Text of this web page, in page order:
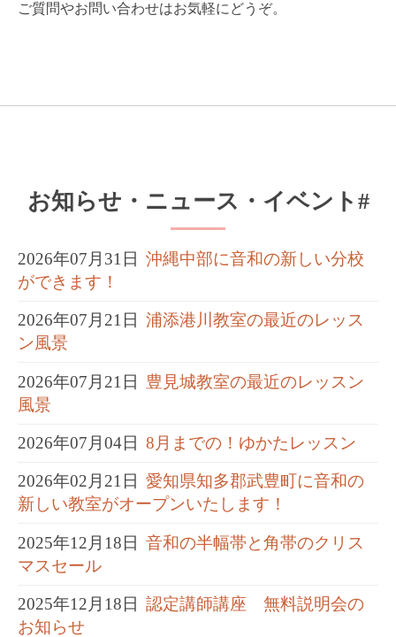
ご質問やお問い合わせはお気軽にどうぞ。
お知らせ・ニュース・イベント#
2026年07月31日 沖縄中部に音和の新しい分校
ができます！
2026年07月21日 浦添港川教室の最近のレッス
ン風景
2026年07月21日 豊見城教室の最近のレッスン
風景
2026年07月04日 8月までの！ゆかたレッスン
2026年02月21日 愛知県知多郡武豊町に音和の
新しい教室がオープンいたします！
2025年12月18日 音和の半幅帯と角帯のクリス
マスセール
2025年12月18日 認定講師講座 無料説明会の
お知らせ